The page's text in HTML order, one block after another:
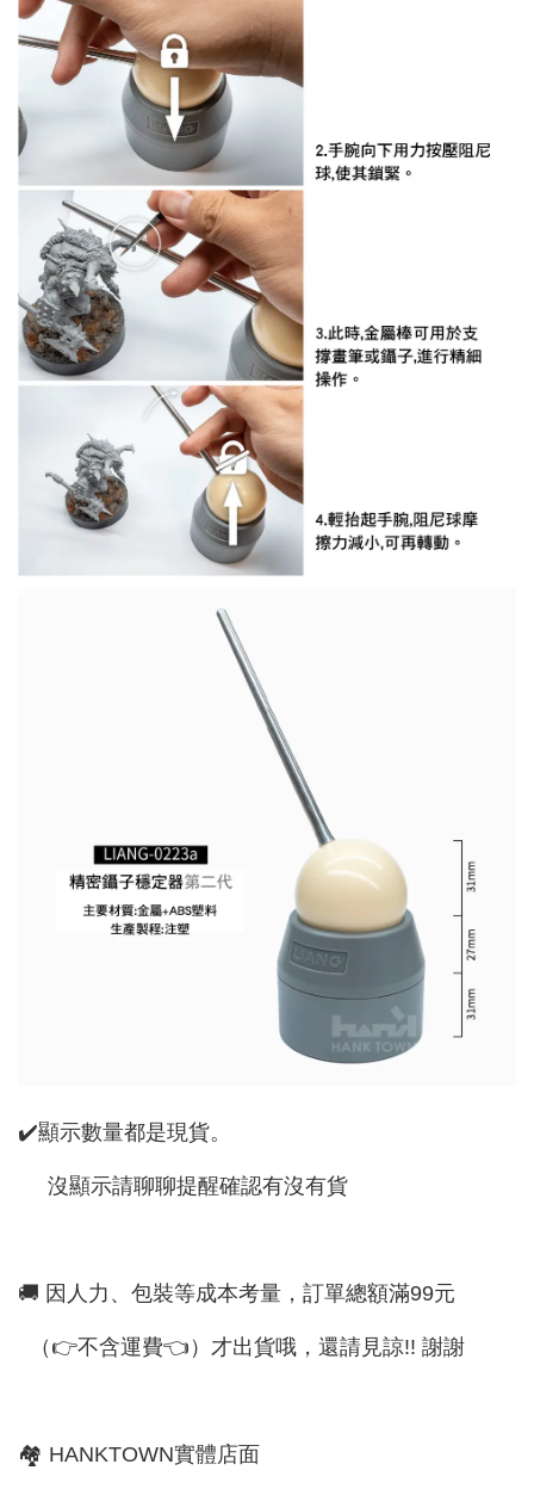
✔️顯示數量都是現貨。
沒顯示請聊聊提醒確認有沒有貨
🚚 因人力、包裝等成本考量，訂單總額滿99元
（👉不含運費👈）才出貨哦，還請見諒!! 謝謝
🏘 HANKTOWN實體店面